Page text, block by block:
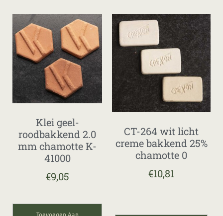
Klei geel-
roodbakkend 2.0
mm chamotte K-
41000
€9,05
CT-264 wit licht
creme bakkend 25%
chamotte 0
€10,81